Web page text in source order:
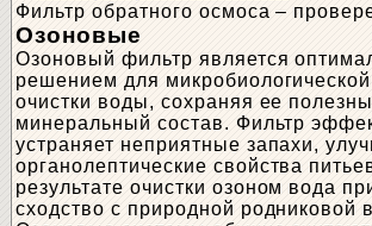
Фильтр обратного осмоса –
Озоновые
Озоновый фильтр является
решением для
очистки воды, сохраняя ее
минеральный состав. Фильтр
устраняет неприятные запахи,
органолептические свойства
результате очистки озоном вода
сходство с природной родниковой